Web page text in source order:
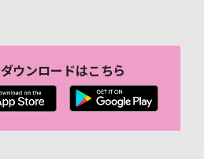
ダウンロードはこちら